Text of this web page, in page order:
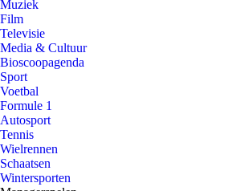
Muziek
Film
Televisie
Media & Cultuur
Bioscoopagenda
Sport
Voetbal
Formule 1
Autosport
Tennis
Wielrennen
Schaatsen
Wintersporten